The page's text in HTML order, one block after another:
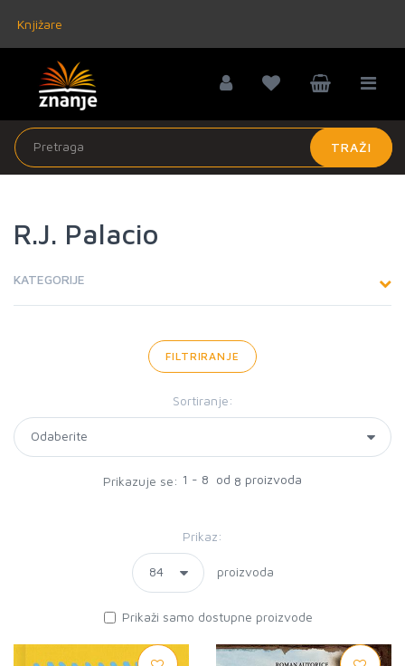
Knjižare
TRAŽI
R.J. Palacio
KATEGORIJE
FILTRIRANJE
Sortiranje:
Prikazuje se: 1 - 8 od 8 proizvoda
Prikaz:
proizvoda
Prikaži samo dostupne proizvode